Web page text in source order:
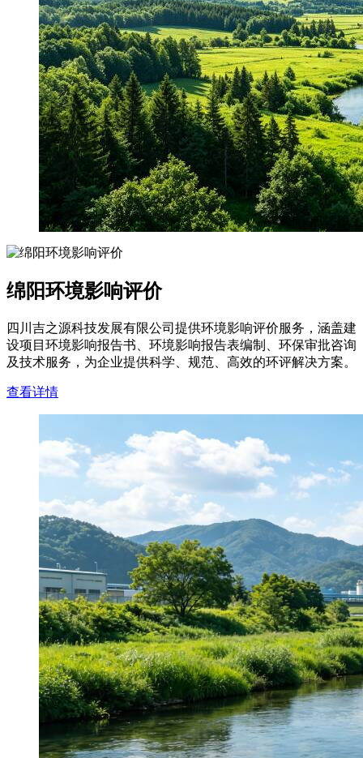
绵阳环境影响评价
四川吉之源科技发展有限公司提供环境影响评价服务，涵盖建
设项目环境影响报告书、环境影响报告表编制、环保审批咨询
及技术服务，为企业提供科学、规范、高效的环评解决方案。
查看详情